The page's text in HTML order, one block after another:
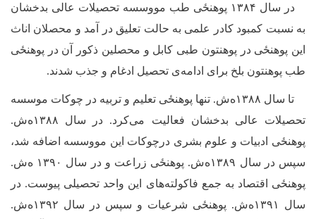
در سال ۱۳۸۴ ‌پوهنځی طب مووسسه تحصیلات عالی بدخشان
به نسبت کمبود کادر علمی به حالت تعلیق در آمد و محصلان اناث
این ‌پوهنځی در پوهنتون طبی کابل و محصلین ذکور آن در ‌پوهنځی
طب پوهنتون بلخ برای ادامهی تحصیل ادغام و جذب شدند.
تا سال ۱۳۸۸ه
ش. تنها ‌پوهنځی تعلیم و تربیه در چوکات موسسه
تحصیلات عالی بدخشان فعالیت می‌کرد. در سال ۱۳۸۸ه
ش.
‌پوهنځی ادبیات و علوم بشری درچوکات این مووسسه اضافه شد،
سپس در سال ۱۳۸۹ه‌ش. ‌پوهنځی زراعت و در سال ۱۳۹۰ ه‌ش.
‌پوهنځی اقتصاد به جمع فاکولته‌های این واحد تحصیلی پیوست. در
سال ۱۳۹۱ه
ش. ‌پوهنځی شرعیات و سپس
در سال ۱۳۹۲ه‌ش.